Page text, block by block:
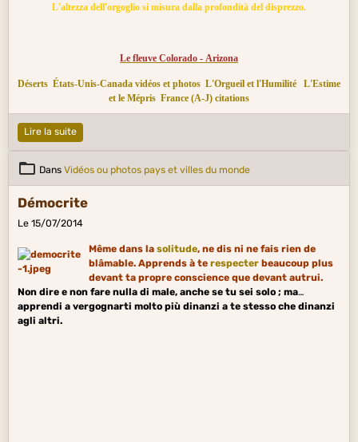
L'altezza dell'orgoglio si misura dalla profondità del disprezzo.
Le fleuve Colorado - Arizona
Déserts États-Unis-Canada vidéos et photos L'Orgueil et l'Humilité
L'Estime
et le Mépris France (A-J) citations
Lire la suite
Dans Vidéos ou photos pays et villes du monde
Démocrite
Le 15/07/2014
Même dans la solitude, ne dis ni ne fais rien de
blâmable. Apprends à te respecterbeaucoup plus
devant ta propre conscience que devant autrui.
Non dire e non fare nulla di male, anche se tu sei solo ; ma
apprendi a vergognarti molto più dinanzi a te stesso che dinanzi
agli altri.